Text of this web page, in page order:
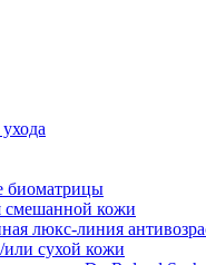
биоматрицы
смешанной кожи
люкс-линия
сухой кожи